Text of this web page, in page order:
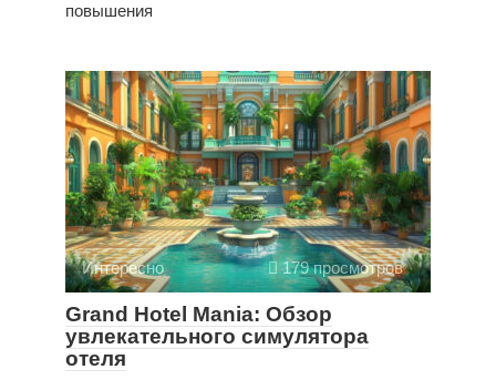
повышения
Интересно 179 просмотров
Grand Hotel Mania: Обзор
увлекательного симулятора
отеля